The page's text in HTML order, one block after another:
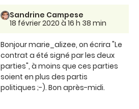
Sandrine Campese
18 février 2020 à 16 h 38 min
Bonjour marie_alizee, on écrira "Le
contrat a été signé par les deux
parties", à moins que ces parties
soient en plus des partis
politiques ;-). Bon après-midi.